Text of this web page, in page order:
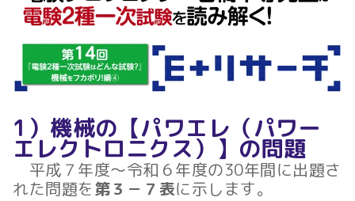
1）機械の【パワエレ（パワー
エレクトロニクス）】の問題
平成７年度～令和６年度の30年間に出題さ
れた問題を第３－７表に示します。